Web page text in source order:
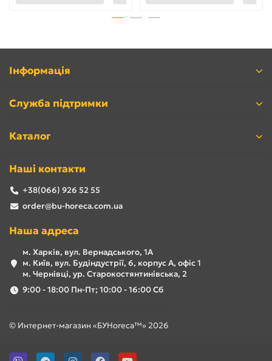
Інформація
Служба підтримки
Каталог
Наші контакти
+38(066) 926 52 55
order@bu-horeca.com.ua
Наша адреса
м. Харків, вул. Вернадського, 1А
м. Київ, вул. Будіндустрії, 6, корпус А, офіс 1
м. Чернівці, ур. Старокостянтинівська, 2
9:00 - 18:00 Пн-Пт; 10:00 - 16:00 Сб
© Интернет-магазин «БУHoreca™» 2026